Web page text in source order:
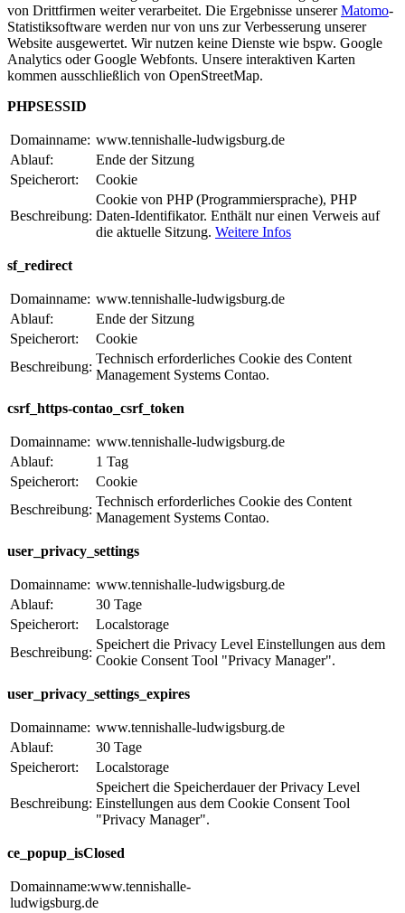
von Drittfirmen weiter verarbeitet. Die Ergebnisse unsererMatomo-
Statistiksoftware werden nur von uns zur Verbesserung unserer
Website ausgewertet. Wir nutzen keine Dienste wie bspw. Google
Analytics oder Google Webfonts. Unsere interaktiven Karten
kommen ausschließlich von OpenStreetMap.
PHPSESSID
Domainname: www.tennishalle-ludwigsburg.de
Ablauf:
Ende der Sitzung
Speicherort:
Cookie
Beschreibung:
Cookie von PHP (Programmiersprache), PHP
Daten-Identifikator. Enthält nur einen Verweis auf
die aktuelle Sitzung. Weitere Infos
sf_redirect
Domainname: www.tennishalle-ludwigsburg.de
Ablauf:
Ende der Sitzung
Speicherort:
Cookie
Beschreibung:
Technisch erforderliches Cookie des Content
Management Systems Contao.
csrf_https-contao_csrf_token
Domainname: www.tennishalle-ludwigsburg.de
Ablauf:
1 Tag
Speicherort:
Cookie
Beschreibung:
Technisch erforderliches Cookie des Content
Management Systems Contao.
user_privacy_settings
Domainname: www.tennishalle-ludwigsburg.de
Ablauf:
30 Tage
Speicherort:
Localstorage
Beschreibung:
Speichert die Privacy Level Einstellungen aus dem
Cookie Consent Tool "Privacy Manager".
user_privacy_settings_expires
Domainname: www.tennishalle-ludwigsburg.de
Ablauf:
30 Tage
Speicherort:
Localstorage
Beschreibung:
Speichert die Speicherdauer der Privacy Level
Einstellungen aus dem Cookie Consent Tool
"Privacy Manager".
ce_popup_isClosed
Domainname:www.tennishalle-
ludwigsburg.de